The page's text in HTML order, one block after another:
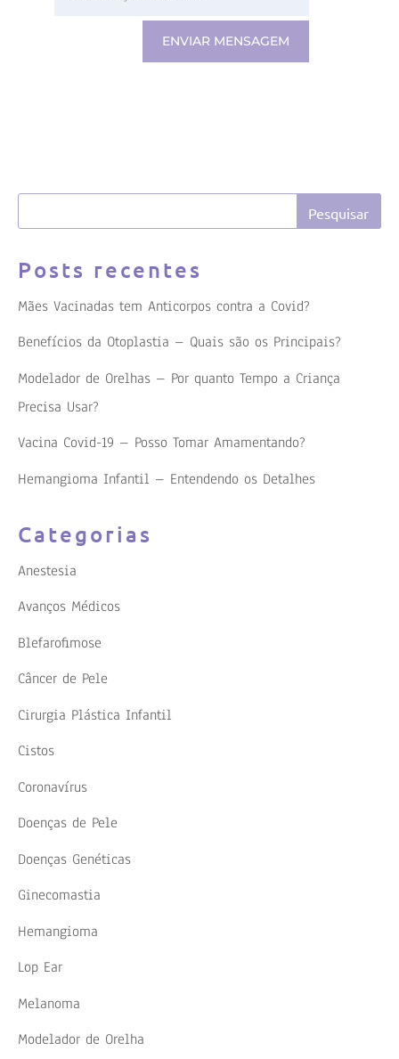
ENVIAR MENSAGEM
Posts recentes
Mães Vacinadas tem Anticorpos contra a Covid?
Benefícios da Otoplastia – Quais são os Principais?
Modelador de Orelhas – Por quanto Tempo a Criança
Precisa Usar?
Vacina Covid-19 – Posso Tomar Amamentando?
Hemangioma Infantil – Entendendo os Detalhes
Categorias
Anestesia
Avanços Médicos
Blefarofimose
Câncer de Pele
Cirurgia Plástica Infantil
Cistos
Coronavírus
Doenças de Pele
Doenças Genéticas
Ginecomastia
Hemangioma
Lop Ear
Melanoma
Modelador de Orelha